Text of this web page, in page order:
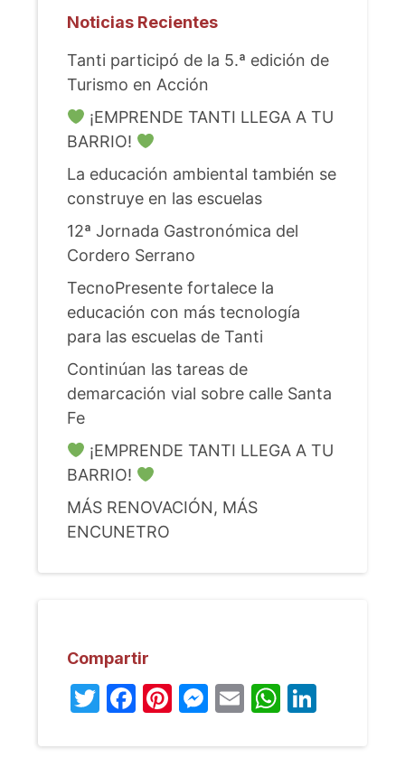
Noticias Recientes
Tanti participó de la 5.ª edición de
Turismo en Acción
¡EMPRENDE TANTI LLEGA A TU
BARRIO!
La educación ambiental también se
construye en las escuelas
12ª Jornada Gastronómica del
Cordero Serrano
TecnoPresente fortalece la
educación con más tecnología
para las escuelas de Tanti
Continúan las tareas de
demarcación vial sobre calle Santa
Fe
¡EMPRENDE TANTI LLEGA A TU
BARRIO!
MÁS RENOVACIÓN, MÁS
ENCUNETRO
Compartir
Twitter
Facebook
Pinterest
Messenger
Email